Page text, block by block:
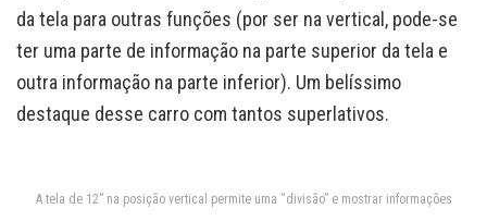
da tela para outras funções (por ser na vertical, pode-se
ter uma parte de informação na parte superior da tela e
outra informação na parte inferior). Um belíssimo
destaque desse carro com tantos superlativos.
A tela de 12” na posição vertical permite uma “divisão” e mostrar informações